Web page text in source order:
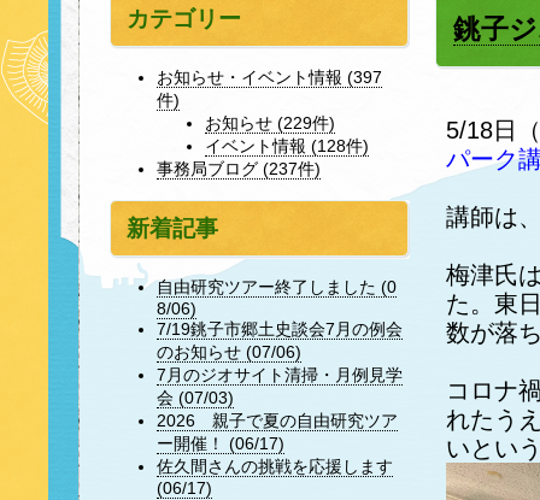
銚子
5/18日
パーク
講師は
梅津氏
た。東
数が落
コロナ
れたう
いとい
カテゴリー
お知らせ・イベント情報 (397
件)
お知らせ (229件)
イベント情報 (128件)
事務局ブログ (237件)
新着記事
自由研究ツアー終了しました (0
8/06)
7/19銚子市郷土史談会7月の例会
のお知らせ (07/06)
7月のジオサイト清掃・月例見学
会 (07/03)
2026 親子で夏の自由研究ツア
ー開催！ (06/17)
佐久間さんの挑戦を応援します
(06/17)